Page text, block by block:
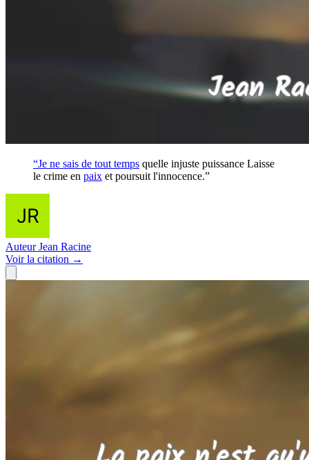
“Je ne sais de tout temps quelle injuste puissance Laisse
le crime en paix et poursuit l'innocence.”
Auteur Jean Racine
Voirla citation →